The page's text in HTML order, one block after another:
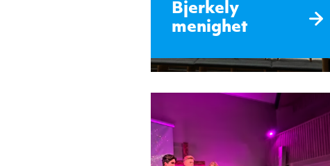
Bjerkely
menighet